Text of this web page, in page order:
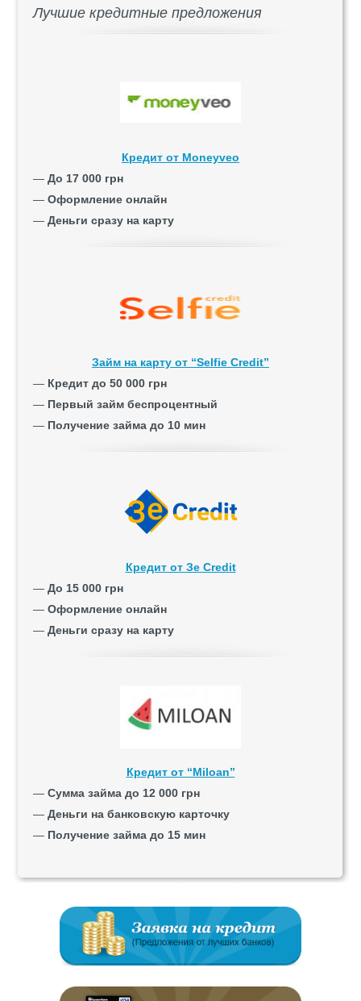
Лучшие кредитные предложения
Кредит от Moneyveo
— До 17 000 грн
— Оформление онлайн
— Деньги сразу на карту
Займ на карту от “Selfie Credit”
— Кредит до 50 000 грн
— Первый займ беспроцентный
— Получение займа до 10 мин
Кредит от Зе Credit
— До 15 000 грн
— Оформление онлайн
— Деньги сразу на карту
Кредит от “Miloan”
— Сумма займа до 12 000 грн
— Деньги на банковскую карточку
— Получение займа до 15 мин